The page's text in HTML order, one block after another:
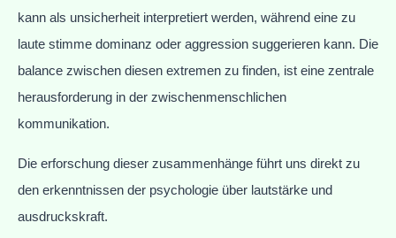
kann als unsicherheit interpretiert werden, während eine zu
laute stimme dominanz oder aggression suggerieren kann. Die
balance zwischen diesen extremen zu finden, ist eine zentrale
herausforderung in der zwischenmenschlichen
kommunikation.
Die erforschung dieser zusammenhänge führt uns direkt zu
den erkenntnissen der psychologie über lautstärke und
ausdruckskraft.